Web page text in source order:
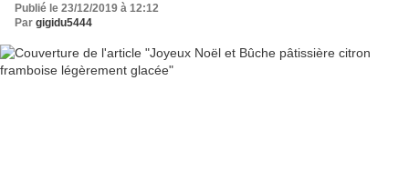
Publié le 23/12/2019 à 12:12
Par gigidu5444